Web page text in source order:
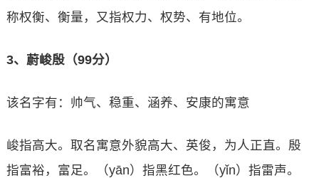
称权衡、衡量，又指权力、权势、有地位。
3、蔚峻殷（99分）
该名字有：帅气、稳重、涵养、安康的寓意
峻指高大。取名寓意外貌高大、英俊，为人正直。殷
指富裕，富足。（yān）指黑红色。（yǐn）指雷声。